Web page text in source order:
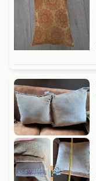
Mooi en betaalbaar